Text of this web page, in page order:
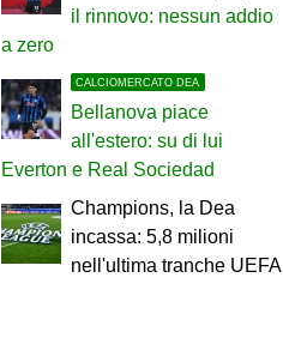
il rinnovo: nessun addio
a zero
CALCIOMERCATO DEA
Bellanova piace
all'estero: su di lui
Everton e Real Sociedad
Champions, la Dea
incassa: 5,8 milioni
nell'ultima tranche UEFA